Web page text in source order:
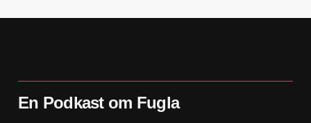
En Podkast om Fugla